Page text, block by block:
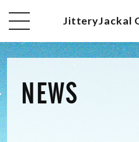
JitteryJackal
NEWS